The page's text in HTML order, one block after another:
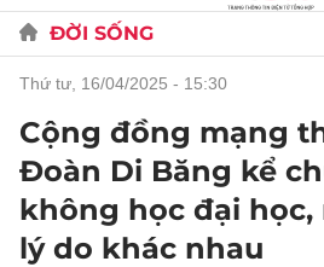
ĐỜI SỐNG
thứ tư, 16/04/2025 - 15:30
Cộng đồng mạng
Đoàn Di Băng kể
không học đại học,
lý do khác nhau